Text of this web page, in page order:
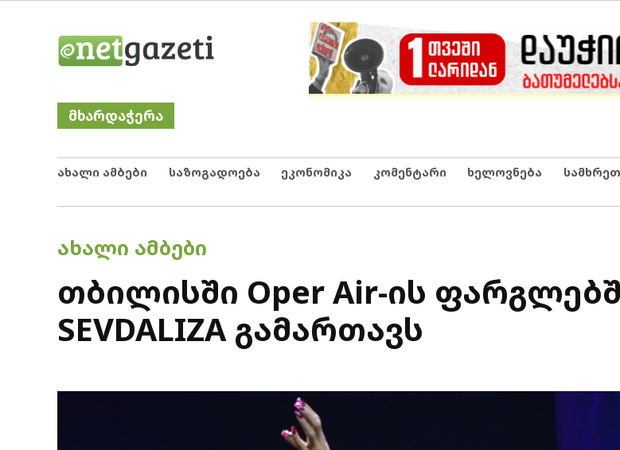
Netgazeti
მხარდაჭერა
ახალი ამბები საზოგადოება ეკონომიკა კომენტარი ხელოვნება
POSTED
ᲐᲮᲐᲚᲘ ᲐᲛᲑᲔᲑᲘ
თბილისში Oper Air-ის
SEVDALIZA გამართავს